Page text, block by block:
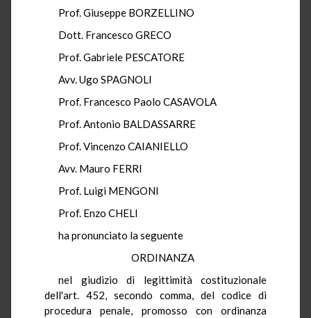
Prof. Giuseppe BORZELLINO
Dott. Francesco GRECO
Prof. Gabriele PESCATORE
Avv. Ugo SPAGNOLI
Prof. Francesco Paolo CASAVOLA
Prof. Antonio BALDASSARRE
Prof. Vincenzo CAIANIELLO
Avv. Mauro FERRI
Prof. Luigi MENGONI
Prof. Enzo CHELI
ha pronunciato la seguente
ORDINANZA
nel giudizio di legittimità costituzionale
dell'art. 452, secondo comma, del codice di
procedura penale, promosso con ordinanza